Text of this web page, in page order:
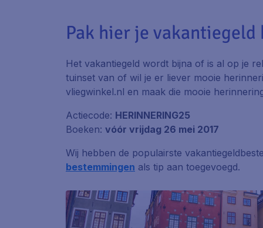
Pak hier je
Het vakantiegeld wordt bijna of is al op je
tuinset van of wil je er liever mooie
vliegwinkel.nl en maak die mooie
Actiecode: HERINNERING25
Boeken: vóór vrijdag 26 mei 2017
Wij hebben de populairste
bestemmingen als tip aan toegevoegd.